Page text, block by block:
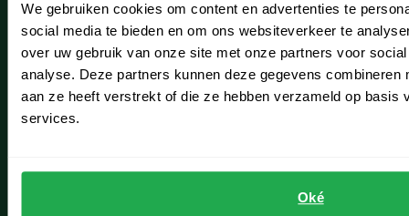
We gebruiken cookies om content en advertenties te
social media te bieden en om ons websiteverkeer te
over uw gebruik van onze site met onze partners voor
analyse. Deze partners kunnen deze gegevens combineren
aan ze heeft verstrekt of die ze hebben verzameld op basis
services.
Oké
Leiderdorp
Lisse
Noordwijk
Oegstgeest